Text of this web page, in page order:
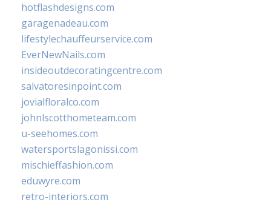
hotflashdesigns.com
garagenadeau.com
lifestylechauffeurservice.com
EverNewNails.com
insideoutdecoratingcentre.com
salvatoresinpoint.com
jovialfloralco.com
johnlscotthometeam.com
u-seehomes.com
watersportslagonissi.com
mischieffashion.com
eduwyre.com
retro-interiors.com